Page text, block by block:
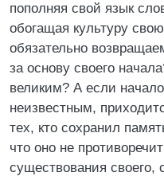
пополняя свой язык
обогащая культуру
обязательно
за основу своего
великим? А если
неизвестным,
тех, кто сохранил
что оно не
существования своего,